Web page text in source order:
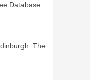
Database
 The